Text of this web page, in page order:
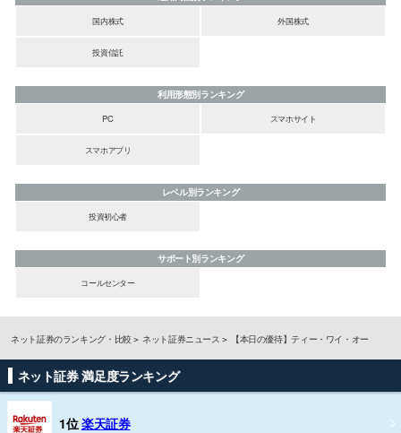
国内株式
外国株式
投資信託
利用形態別ランキング
PC
スマホサイト
スマホアプリ
レベル別ランキング
投資初心者
サポート別ランキング
コールセンター
ネット証券のランキング・比較 ネット証券ニュース 【本日の優待】ティー・ワイ・オー
ネット証券 満足度ランキング
1位楽天証券